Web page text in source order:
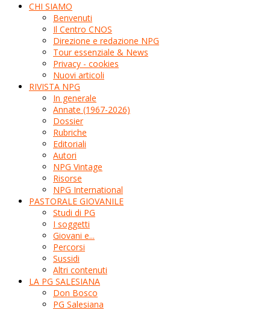
CHI SIAMO
Benvenuti
Il Centro CNOS
Direzione e redazione NPG
Tour essenziale & News
Privacy - cookies
Nuovi articoli
RIVISTA NPG
In generale
Annate (1967-2026)
Dossier
Rubriche
Editoriali
Autori
NPG Vintage
Risorse
NPG International
PASTORALE GIOVANILE
Studi di PG
I soggetti
Giovani e...
Percorsi
Sussidi
Altri contenuti
LA PG SALESIANA
Don Bosco
PG Salesiana